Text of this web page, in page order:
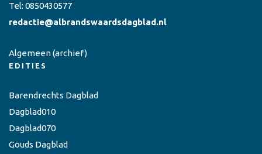
Tel: 0850430577
redactie@albrandswaardsdagblad.nl
Algemeen(archief)
EDITIES
Barendrechts Dagblad
Dagblad010
Dagblad070
Gouds Dagblad